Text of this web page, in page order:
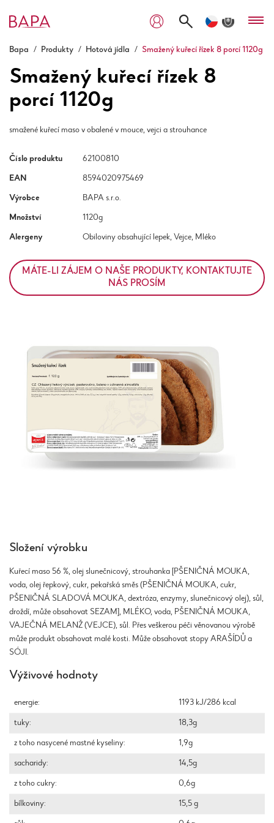
Bapa / Produkty / Hotová jídla / Smažený kuřecí řízek 8 porcí 1120g
Smažený kuřecí řízek 8
porcí 1120g
smažené kuřecí maso v obalené v mouce, vejci a strouhance
Číslo produktu 62100810
EAN 8594020975469
Výrobce BAPA s.r.o.
Množství 1120g
Alergeny Obiloviny obsahující lepek, Vejce, Mléko
MÁTE-LI ZÁJEM O NAŠE PRODUKTY, KONTAKTUJTE
NÁS PROSÍM
Složení výrobku
Kuřecí maso 56 %, olej slunečnicový, strouhanka [PŠENIČNÁ MOUKA,
voda, olej řepkový, cukr, pekařská směs (PŠENIČNÁ MOUKA, cukr,
PŠENIČNÁ SLADOVÁ MOUKA, dextróza, enzymy, slunečnicový olej), sůl,
droždí, může obsahovat SEZAM], MLÉKO, voda, PŠENIČNÁ MOUKA,
VAJEČNÁ MELANŽ (VEJCE), sůl. Přes veškerou péči věnovanou výrobě
může produkt obsahovat malé kosti. Může obsahovat stopy ARAŠÍDŮ a
SÓJI.
Výživové hodnoty
energie: 1193 kJ/286 kcal
tuky: 18,3g
z toho nasycené mastné kyseliny: 1,9g
sacharidy: 14,5g
z toho cukry: 0,6g
bílkoviny: 15,5 g